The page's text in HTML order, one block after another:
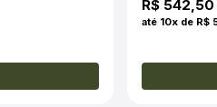
R$
até 10x de R$